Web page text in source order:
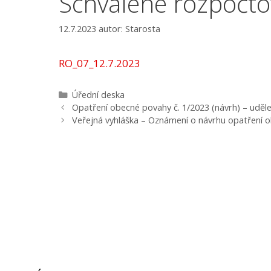
12.7.2023 autor: Starosta
RO_07_12.7.2023
Rubriky
Úřední deska
Navigace
příspěvků
Opatření obecné povahy č. 1/2023 (návrh) –
Veřejná vyhláška – Oznámení o návrhu opatření